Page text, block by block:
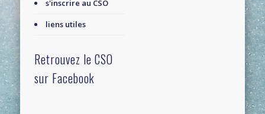
s'inscrire au CSO
liens utiles
Retrouvez le CSO
sur Facebook